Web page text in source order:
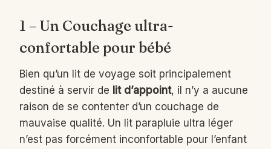
1 – Un Couchage ultra-
confortable pour bébé
Bien qu’un lit de voyage soit principalement
destiné à servir de lit d’appoint, il n’y a aucune
raison de se contenter d’un couchage de
mauvaise qualité. Un lit parapluie ultra léger
n’est pas forcément inconfortable pour l’enfant